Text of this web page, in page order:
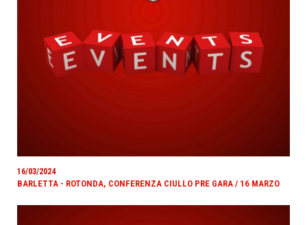
16/03/2024
BARLETTA - ROTONDA, CONFERENZA CIULLO PRE GARA / 16 MARZO